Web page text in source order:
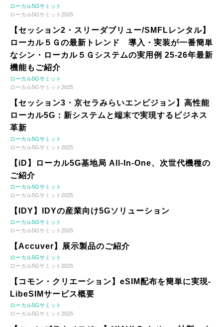
ローカル5Gサミット
ローカル5Gサミット2025
【セッション2・スリーダブリュー/SMFLレンタル】
ローカル５Ｇの最新トレンド 導入・実装が一番簡単
なシン・ローカル５Ｇシステムの実用例 25-26年最新
機能もご紹介
ローカル5Gサミット
ローカル5Gサミット2025
【セッション3・京セラみらいエンビジョン】高性能
ローカル5G：新システムと端末で実現するビジネス
革新
ローカル5Gサミット
ローカル5Gサミット2025
【iD】ローカル5G基地局 All-In-One、次世代機種の
ご紹介
ローカル5Gサミット
ローカル5Gサミット2025
【IDY】IDYの産業向け5Gソリューション
ローカル5Gサミット
ローカル5Gサミット2025
【Accuver】展示製品のご紹介
ローカル5Gサミット
ローカル5Gサミット2025
【コモン・クリエーション】eSIM配布を簡単に実現-
LibeSIMサービス概要
ローカル5Gサミット
ローカル5Gサミット2025